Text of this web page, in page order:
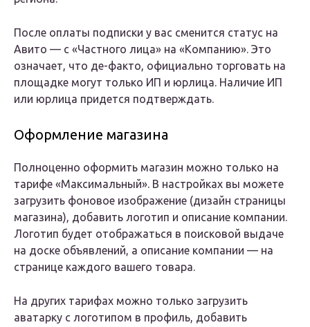
После оплаты подписки у вас сменится статус на
Авито — с «Частного лица» на «Компанию». Это
означает, что де-факто, официально торговать на
площадке могут только ИП и юрлица. Наличие ИП
или юрлица придется подтверждать.
Оформление магазина
Полноценно оформить магазин можно только на
тарифе «Максимальный». В настройках вы можете
загрузить фоновое изображение (дизайн страницы
магазина), добавить логотип и описание компании.
Логотип будет отображаться в поисковой выдаче
на доске объявлений, а описание компании — на
странице каждого вашего товара.
На других тарифах можно только загрузить
аватарку с логотипом в профиль, добавить